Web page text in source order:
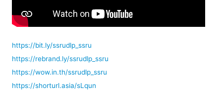
https://bit.ly/ssrudlp_ssru
https://rebrand.ly/ssrudlp_ssru
https://wow.in.th/ssrudlp_ssru
https://shorturl.asia/sLqun